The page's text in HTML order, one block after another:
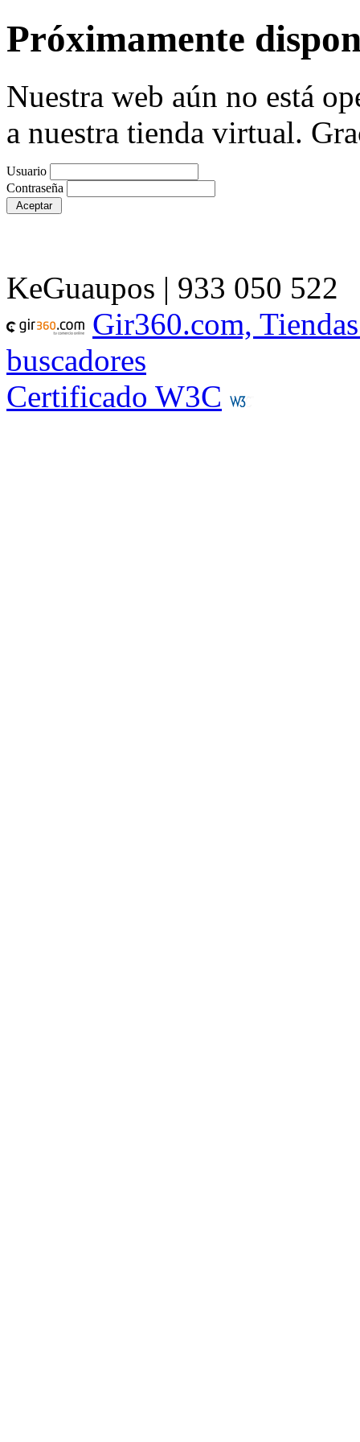
Próximamente
Nuestra web aún no está
a nuestra tienda virtual.
Usuario
Contraseña
KeGuaupos | 933 050 522
Gir360.com,
buscadores
Certificado W3C